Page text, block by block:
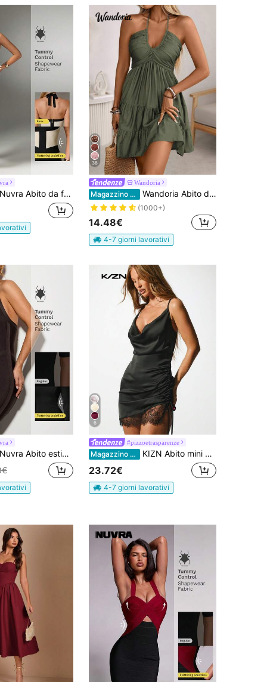
Nuvra Abito da festa da donna con scollo a V profondo, schiena scoperta, collo all'americana, effetto patchwork, lavorazione a maglia e fasce a rete
38
Wandoria
Magazzino EU Wandoria Abito da spiaggia bohémien in fibra di bambù singola annodato, per donna, per primavera ed estate, con busto arricciato, gonna a balze a forma di A, schiena scoperta e fiocco regolabile al collo
(1000+)
14.48€
4-7 giorni lavorativi
Nuvra Abito estivo sexy marrone caffè con schiena scoperta e collo alto
6
#pizzoetrasparenze
Magazzino EU KIZN Abito mini con collo a imbuto, arricciato sui lati, con spacco, in raso nero, senza maniche, per feste, con pizzo, abito corto aderente da sera per matrimoni e occasioni speciali
23.72€
4-7 giorni lavorativi